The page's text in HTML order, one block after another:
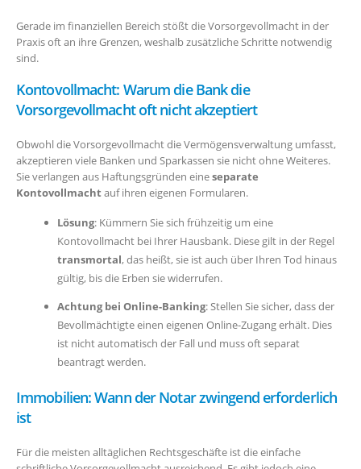
Gerade im finanziellen Bereich stößt die Vorsorgevollmacht in der
Praxis oft an ihre Grenzen, weshalb zusätzliche Schritte notwendig
sind.
Kontovollmacht: Warum die Bank die
Vorsorgevollmacht oft nicht akzeptiert
Obwohl die Vorsorgevollmacht die Vermögensverwaltung umfasst,
akzeptieren viele Banken und Sparkassen sie nicht ohne Weiteres.
Sie verlangen aus Haftungsgründen eineseparate
Kontovollmacht auf ihren eigenen Formularen.
Lösung: Kümmern Sie sich frühzeitig um eine
Kontovollmacht bei Ihrer Hausbank. Diese gilt in der Regel
transmortal, das heißt, sie ist auch über Ihren Tod hinaus
gültig, bis die Erben sie widerrufen.
Achtung bei Online-Banking: Stellen Sie sicher, dass der
Bevollmächtigte einen eigenen Online-Zugang erhält. Dies
ist nicht automatisch der Fall und muss oft separat
beantragt werden.
Immobilien: Wann der Notar zwingend erforderlich
ist
Für die meisten alltäglichen Rechtsgeschäfte ist die einfache